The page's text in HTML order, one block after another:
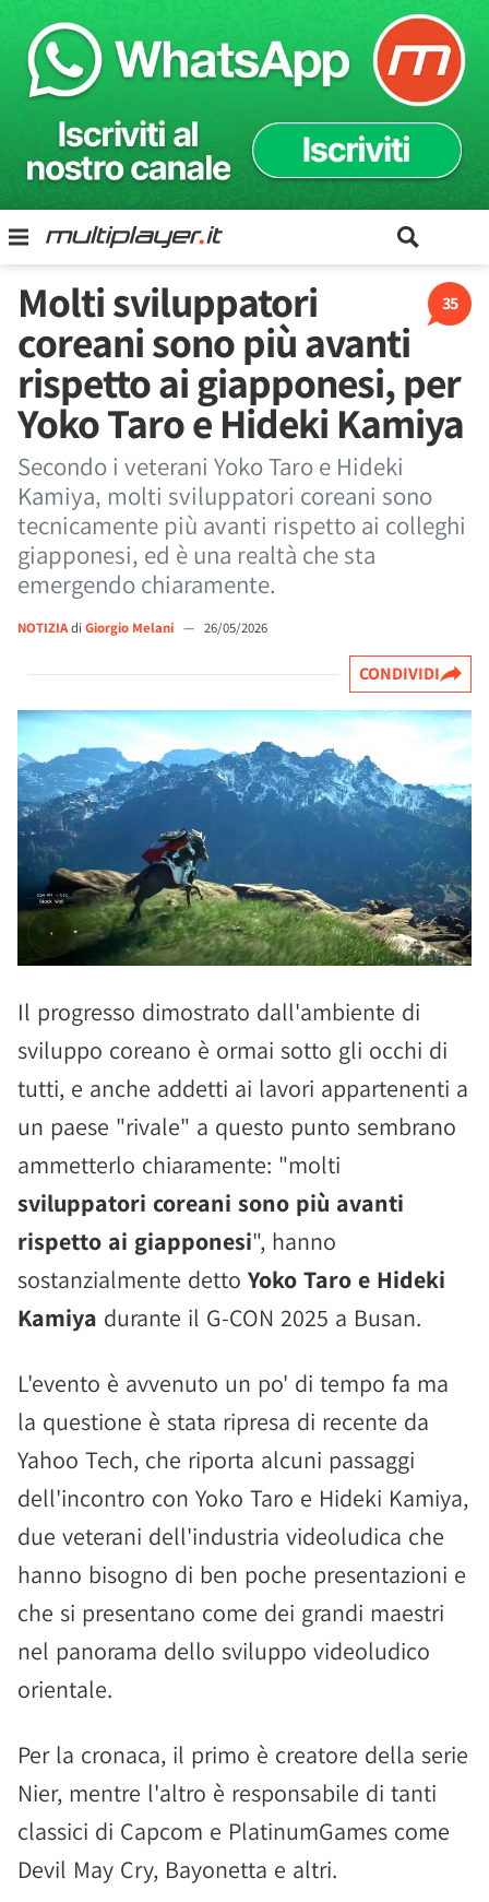
35
Molti sviluppatori
coreani sono più avanti
rispetto ai giapponesi, per
Yoko Taro e Hideki Kamiya
Secondo i veterani Yoko Taro e Hideki
Kamiya, molti sviluppatori coreani sono
tecnicamente più avanti rispetto ai colleghi
giapponesi, ed è una realtà che sta
emergendo chiaramente.
NOTIZIAdi Giorgio Melani — 26/05/2026
CONDIVIDI
Il progresso dimostrato dall'ambiente di
sviluppo coreano è ormai sotto gli occhi di
tutti, e anche addetti ai lavori appartenenti a
un paese "rivale" a questo punto sembrano
ammetterlo chiaramente: "molti
sviluppatori coreani sono più avanti
rispetto ai giapponesi", hanno
sostanzialmente detto Yoko Taro e Hideki
Kamiya durante il G-CON 2025 a Busan.
L'evento è avvenuto un po' di tempo fa ma
la questione è stata ripresa di recente da
Yahoo Tech, che riporta alcuni passaggi
dell'incontro con Yoko Taro e Hideki Kamiya,
due veterani dell'industria videoludica che
hanno bisogno di ben poche presentazioni e
che si presentano come dei grandi maestri
nel panorama dello sviluppo videoludico
orientale.
Per la cronaca, il primo è creatore della serie
Nier, mentre l'altro è responsabile di tanti
classici di Capcom e PlatinumGames come
Devil May Cry, Bayonetta e altri.